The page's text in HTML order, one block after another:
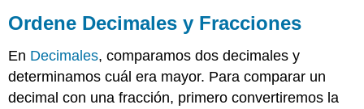
Ordene Decimales y Fracciones
En Decimales, comparamos dos decimales y
determinamos cuál era mayor. Para comparar un
decimal con una fracción, primero convertiremos la